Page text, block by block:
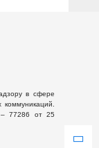
в сфере
77286 от 25